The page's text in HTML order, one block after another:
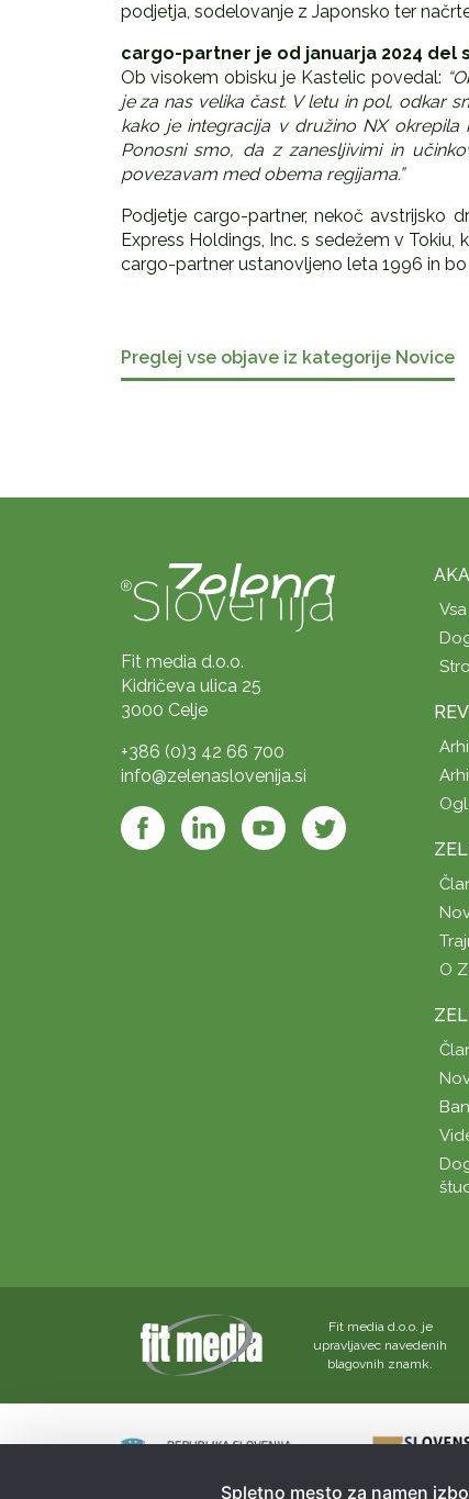
podjetja, sodelovanje z Japonsko ter
cargo-partner je od januarja 2024 del
Ob visokem obisku je Kastelic povedal:
je za nas velika čast. V letu in pol, odkar
kako je integracija v družino NX
Ponosni smo, da z zanesljivimi in
povezavam med obema regijama.”
Podjetje cargo-partner, nekoč avstrijsko
Express Holdings, Inc. s sedežem v
cargo-partner ustanovljeno leta 1996 in
Preglej vse objave iz kategorije Novice
Fit media d.o.o.
Kidričeva ulica 25
3000 Celje
+386 (0)3 42 66 700
info@zelenaslovenija.si
O
Fit media d.o.o. je
upravljavec navedenih
blagovnih znamk.
Spletno mesto za namen